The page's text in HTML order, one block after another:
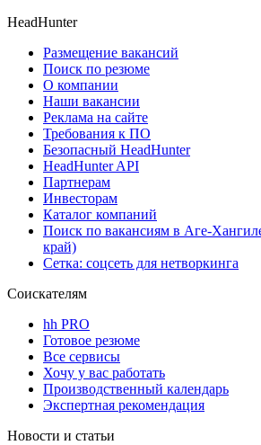
HeadHunter
Размещение вакансий
Поиск по резюме
О компании
Наши вакансии
Реклама на сайте
Требования к ПО
Безопасный HeadHunter
HeadHunter API
Партнерам
Инвесторам
Каталог компаний
Поиск по вакансиям в Аге-
край)
Сетка: соцсеть для нетворкинга
Соискателям
hh PRO
Готовое резюме
Все сервисы
Хочу у вас работать
Производственный календарь
Экспертная рекомендация
Новости и статьи